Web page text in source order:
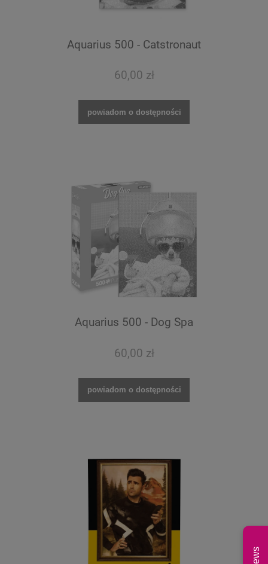
Aquarius 500 - Catstronaut
60,00 zł
powiadom o dostępności
Aquarius 500 - Dog Spa
60,00 zł
powiadom o dostępności
News